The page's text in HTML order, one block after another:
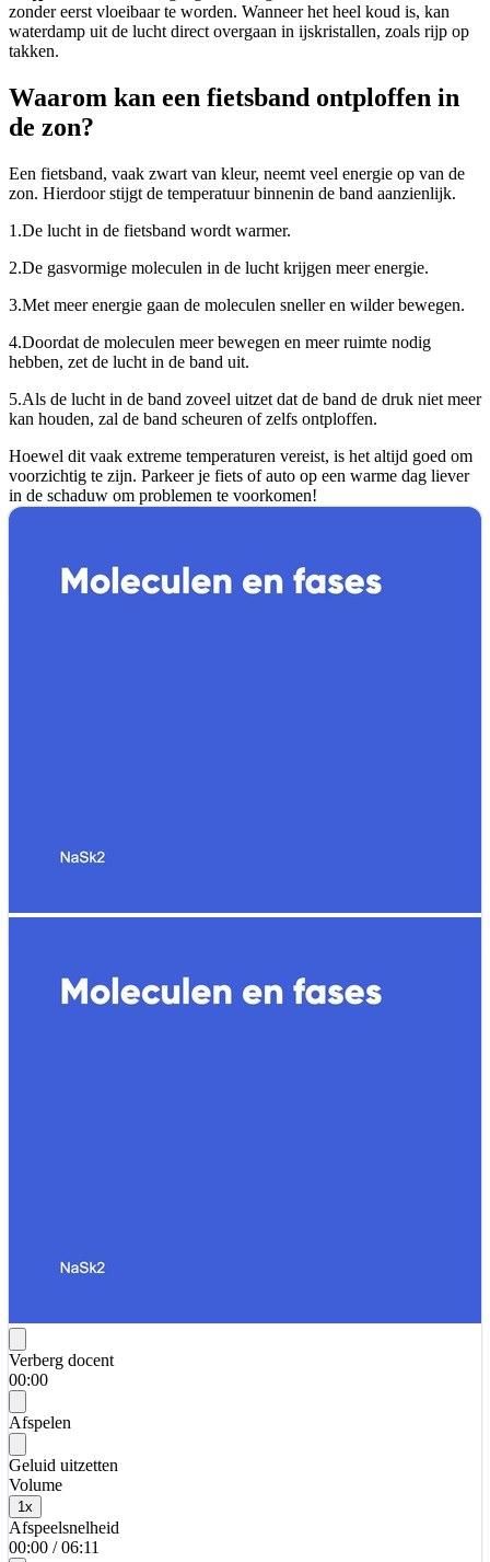
zonder eerst vloeibaar te worden. Wanneer het heel koud is, kan
waterdamp uit de lucht direct overgaan in ijskristallen, zoals rijp op
takken.
Waarom kan een fietsband ontploffen in
de zon?
Een fietsband, vaak zwart van kleur, neemt veel energie op van de
zon. Hierdoor stijgt de temperatuur binnenin de band aanzienlijk.
1.De lucht in de fietsband wordt warmer.
2.De gasvormige moleculen in de lucht krijgen meer energie.
3.Met meer energie gaan de moleculen sneller en wilder bewegen.
4.Doordat de moleculen meer bewegen en meer ruimte nodig
hebben, zet de lucht in de band uit.
5.Als de lucht in de band zoveel uitzet dat de band de druk niet meer
kan houden, zal de band scheuren of zelfs ontploffen.
Hoewel dit vaak extreme temperaturen vereist, is het altijd goed om
voorzichtig te zijn. Parkeer je fiets of auto op een warme dag liever
in de schaduw om problemen te voorkomen!
Verberg docent
00:00
Afspelen
Geluid uitzetten
Volume
1 x
Afspeelsnelheid
00:00 / 06:11